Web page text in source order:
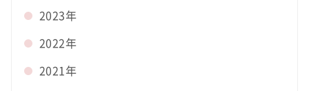
2023年
2022年
2021年